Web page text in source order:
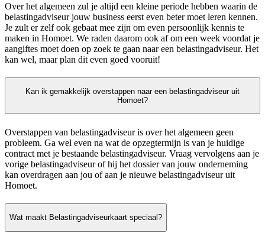
Over het algemeen zul je altijd een kleine periode hebben waarin de
belastingadviseur jouw business eerst even beter moet leren kennen.
Je zult er zelf ook gebaat mee zijn om even persoonlijk kennis te
maken in Homoet. We raden daarom ook af om een week voordat je
aangiftes moet doen op zoek te gaan naar een belastingadviseur. Het
kan wel, maar plan dit even goed vooruit!
Kan ik gemakkelijk overstappen naar een belastingadviseur uit
Homoet?
Overstappen van belastingadviseur is over het algemeen geen
probleem. Ga wel even na wat de opzegtermijn is van je huidige
contract met je bestaande belastingadviseur. Vraag vervolgens aan je
vorige belastingadviseur of hij het dossier van jouw onderneming
kan overdragen aan jou of aan je nieuwe belastingadviseur uit
Homoet.
Wat maakt Belastingadviseurkaart speciaal?